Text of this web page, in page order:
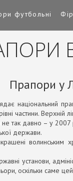
футбольні
Прапори у
національний
частини.
так давно – у
держави.
волинським
установи,
оскільки саме